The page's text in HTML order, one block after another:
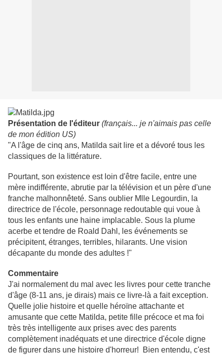
Présentation de l'éditeur (français... je n'aimais pas celle
de mon édition US)
"A l'âge de cinq ans, Matilda sait lire et a dévoré tous les
classiques de la littérature.
Pourtant, son existence est loin d'être facile, entre une
mère indifférente, abrutie par la télévision et un père d'une
franche malhonnêteté. Sans oublier Mlle Legourdin, la
directrice de l'école, personnage redoutable qui voue à
tous les enfants une haine implacable. Sous la plume
acerbe et tendre de Roald Dahl, les événements se
précipitent, étranges, terribles, hilarants. Une vision
décapante du monde des adultes !"
Commentaire
J'ai normalement du mal avec les livres pour cette tranche
d'âge (8-11 ans, je dirais) mais ce livre-là a fait exception.
Quelle jolie histoire et quelle héroïne attachante et
amusante que cette Matilda, petite fille précoce et ma foi
très très intelligente aux prises avec des parents
complètement inadéquats et une directrice d'école digne
de figurer dans une histoire d'horreur! Bien entendu, c'est